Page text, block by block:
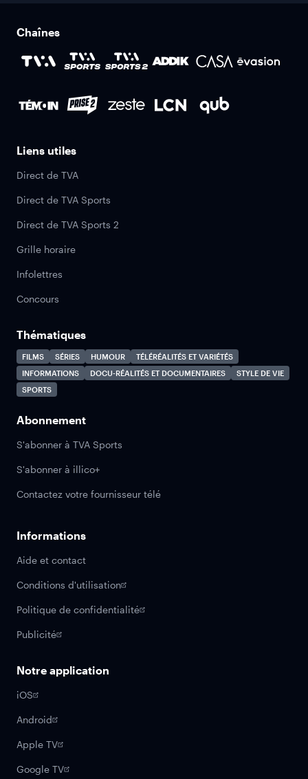
Chaînes
Liens utiles
Direct de TVA
Direct de TVA Sports
Direct de TVA Sports 2
Grille horaire
Infolettres
Concours
Thématiques
FILMS SÉRIES HUMOUR
TÉLÉRÉALITÉS ET VARIÉTÉS
INFORMATIONS
DOCU-RÉALITÉS ET DOCUMENTAIRES
STYLE DE VIE
SPORTS
Abonnement
S'abonner à TVA Sports
S'abonner à illico+
Contactez votre fournisseur télé
Informations
Aide et contact
Conditions d'utilisation
Politique de confidentialité
Publicité
Notre application
iOS
Android
Apple TV
Google TV